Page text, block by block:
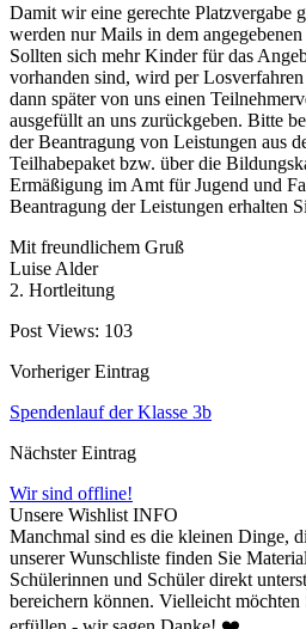
Damit wir eine gerechte Platzvergabe
werden nur Mails in dem
Sollten sich mehr Kinder für das
vorhanden sind, wird per Losverfahren
dann später von uns einen
ausgefüllt an uns zurückgeben. Bitte
der Beantragung von Leistungen aus
Teilhabepaket bzw. über die
Ermäßigung im Amt für Jugend und
Beantragung der Leistungen erhalten
Mit freundlichem Gruß
Luise Alder
2. Hortleitung
Post Views: 103
Vorheriger Eintrag
Spendenlauf der Klasse 3b
Nächster Eintrag
Wir sind offline!
Unsere Wishlist INFO
Manchmal sind es die kleinen Dinge,
unserer Wunschliste finden Sie
Schülerinnen und Schüler direkt
bereichern können. Vielleicht möchten